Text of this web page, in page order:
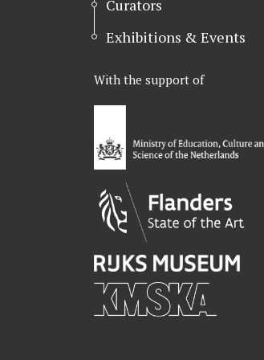
Curators
Exhibitions & Events
With the support of